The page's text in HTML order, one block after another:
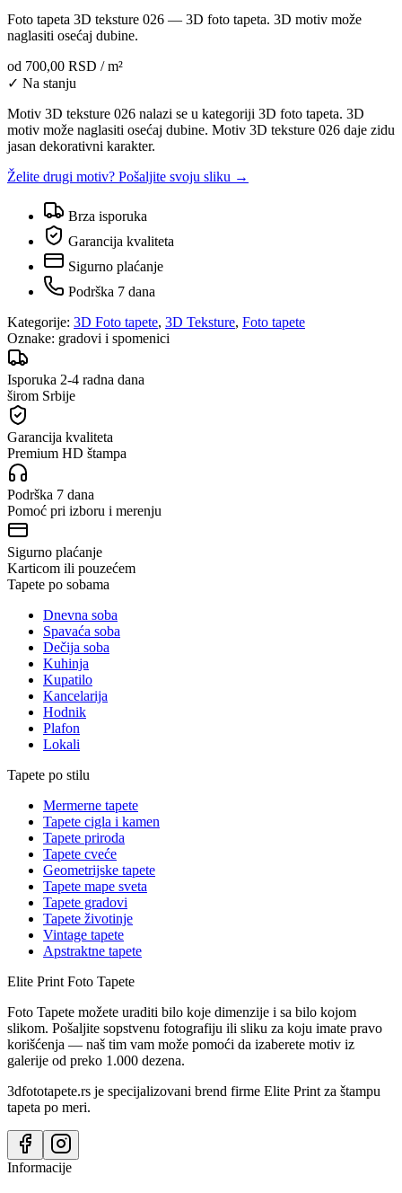
Foto tapeta 3D teksture 026 — 3D foto tapeta. 3D motiv može
naglasiti osećaj dubine.
od 700,00 RSD / m²
✓ Na stanju
Motiv 3D teksture 026 nalazi se u kategoriji 3D foto tapeta. 3D
motiv može naglasiti osećaj dubine. Motiv 3D teksture 026 daje zidu
jasan dekorativni karakter.
Želite drugi motiv? Pošaljite svoju sliku →
Brza isporuka
Garancija kvaliteta
Sigurno plaćanje
Podrška 7 dana
Kategorije: 3D Foto tapete, 3D Teksture, Foto tapete
Oznake: gradovi i spomenici
Isporuka 2-4 radna dana
širom Srbije
Garancija kvaliteta
Premium HD štampa
Podrška 7 dana
Pomoć pri izboru i merenju
Sigurno plaćanje
Karticom ili pouzećem
Tapete po sobama
Dnevna soba
Spavaća soba
Dečija soba
Kuhinja
Kupatilo
Kancelarija
Hodnik
Plafon
Lokali
Tapete po stilu
Mermerne tapete
Tapete cigla i kamen
Tapete priroda
Tapete cveće
Geometrijske tapete
Tapete mape sveta
Tapete gradovi
Tapete životinje
Vintage tapete
Apstraktne tapete
Elite Print Foto Tapete
Foto Tapete možete uraditi bilo koje dimenzije i sa bilo kojom
slikom. Pošaljite sopstvenu fotografiju ili sliku za koju imate pravo
korišćenja — naš tim vam može pomoći da izaberete motiv iz
galerije od preko 1.000 dezena.
3dfototapete.rs je specijalizovani brend firme Elite Print za štampu
tapeta po meri.
Informacije